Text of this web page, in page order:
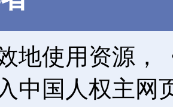
地使用资源，
中国人权主网